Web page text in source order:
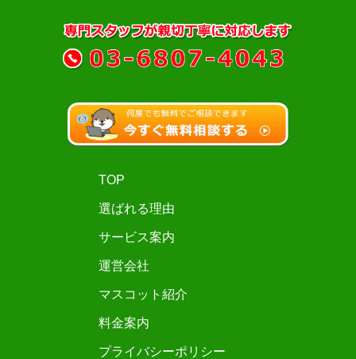
TOP
選ばれる理由
サービス案内
運営会社
マスコット紹介
料金案内
プライバシーポリシー